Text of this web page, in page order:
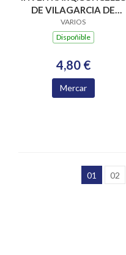
DE VILAGARCIA DE
AROUSA Nº 56
VARIOS
Dispoñible
4,80 €
Mercar
01 02